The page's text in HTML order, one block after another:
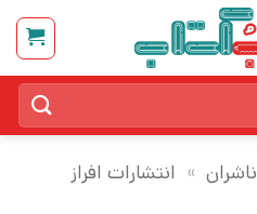
ناشران » انتشارات افراز